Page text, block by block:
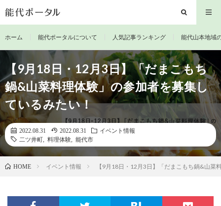
ホーム 能代ポータルについて 人気記事ランキング 能代山本地域
【9月18日・12月3日】「だまこもち
鍋&山菜料理体験」の参加者を募集し
ているみたい！
2022.08.31 2022.08.31
イベント情報
二ツ井町
料理体験 能代市
HOME イベント情報 【9月18日・12月3日】「だまこもち鍋&山